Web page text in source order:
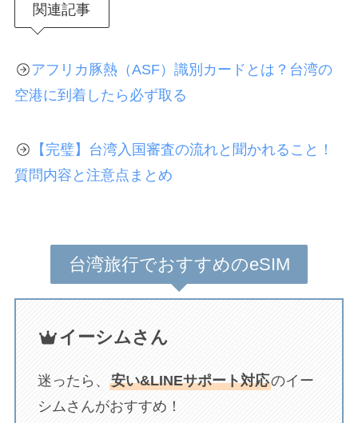
関連記事
アフリカ豚熱（ASF）識別カードとは？台湾の
空港に到着したら必ず取る
【完璧】台湾入国審査の流れと聞かれること！
質問内容と注意点まとめ
台湾旅行でおすすめのeSIM
イーシムさん
迷ったら、 安い&LINEサポート対応のイー
シムさんがおすすめ！